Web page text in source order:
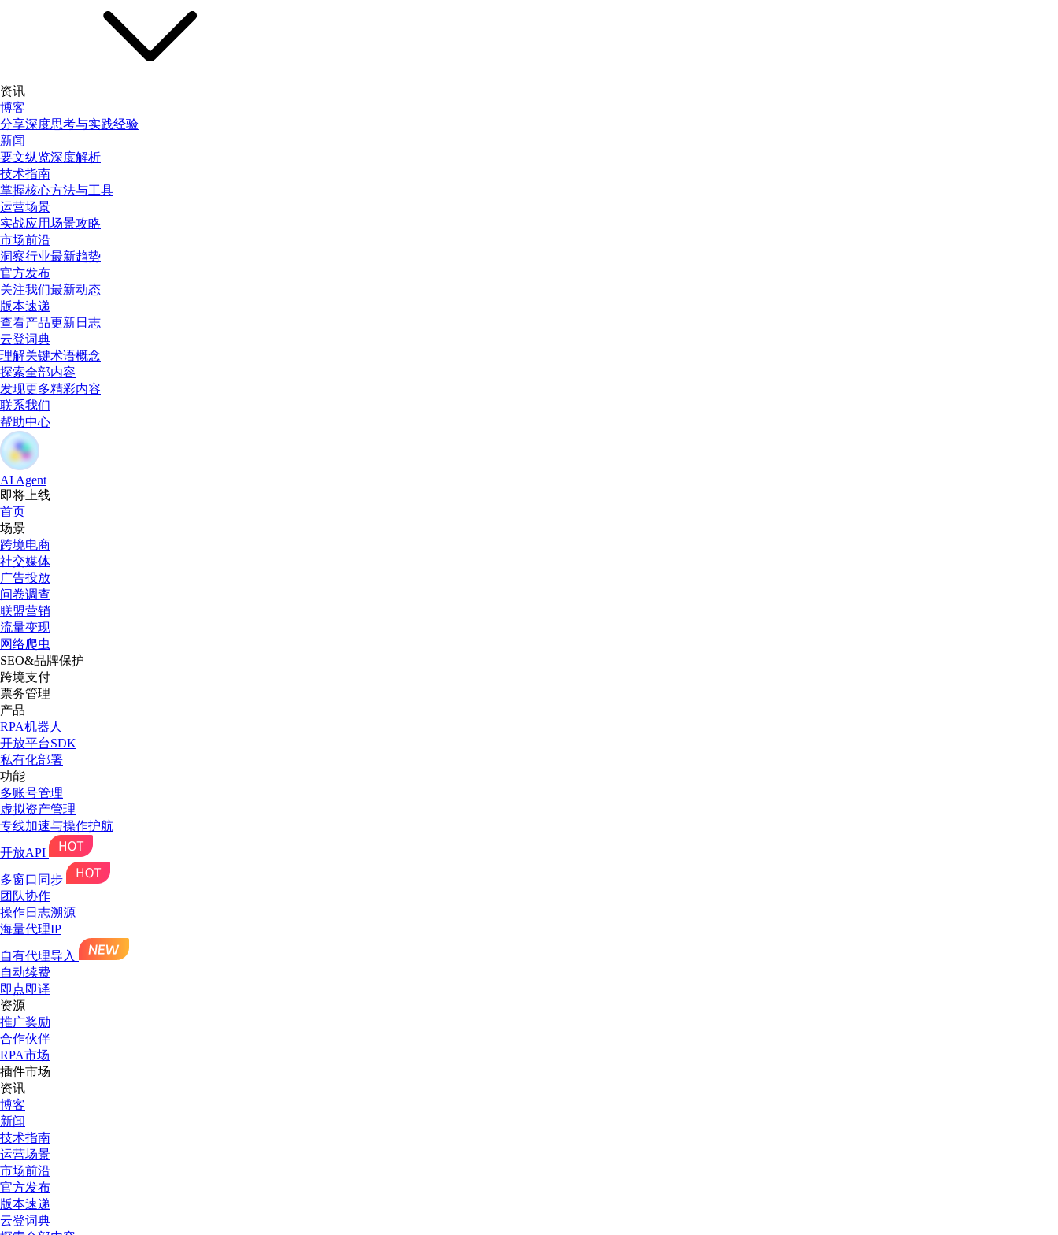
资讯
博客
分享深度思考与实践经验
新闻
要文纵览深度解析
技术指南
掌握核心方法与工具
运营场景
实战应用场景攻略
市场前沿
洞察行业最新趋势
官方发布
关注我们最新动态
版本速递
查看产品更新日志
云登词典
理解关键术语概念
探索全部内容
发现更多精彩内容
联系我们
帮助中心
AI Agent
即将上线
首页
场景
跨境电商
社交媒体
广告投放
问卷调查
联盟营销
流量变现
网络爬虫
SEO&品牌保护
跨境支付
票务管理
产品
RPA机器人
开放平台SDK
私有化部署
功能
多账号管理
虚拟资产管理
专线加速与操作护航
开放API
多窗口同步
团队协作
操作日志溯源
海量代理IP
自有代理导入
自动续费
即点即译
资源
推广奖励
合作伙伴
RPA市场
插件市场
资讯
博客
新闻
技术指南
运营场景
市场前沿
官方发布
版本速递
云登词典